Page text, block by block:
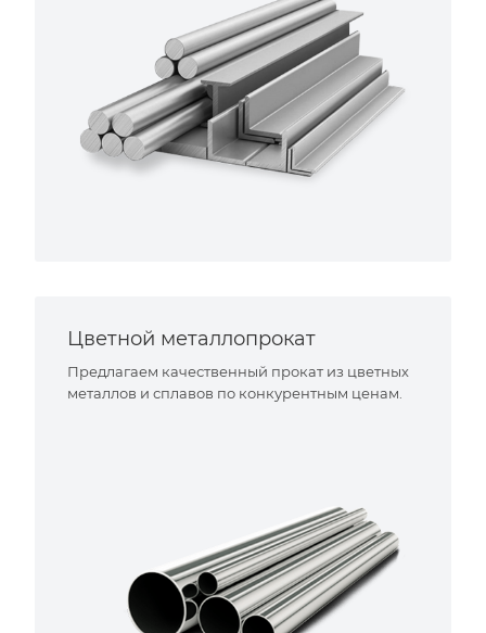
Цветной металлопрокат
Предлагаем качественный прокат из цветных
металлов и сплавов по конкурентным ценам.